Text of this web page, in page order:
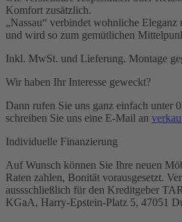
Komfort zusätzlich.
„Nassau“ verbindet wohnliche
und wird so zum gemütlichen
Inkl. MwSt. und Lieferung. Montage
Wir haben Ihr Interesse geweckt?
Dann rufen Sie uns ganz einfach unter
schreiben Sie uns eine E-Mail an
Individuelle Finanzierung
Auf Wunsch können Sie Ihre neuen
Raten zahlen, Bonität vorausgesetzt.
aussschließlich für den Kreditgeber
KGaA, Harry-Epstein-Platz 5, 47051